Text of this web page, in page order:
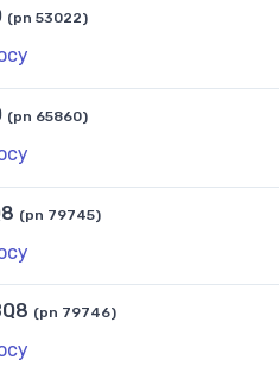
(pn 53022)
(pn 65860)
(pn 79745)
(pn 79746)